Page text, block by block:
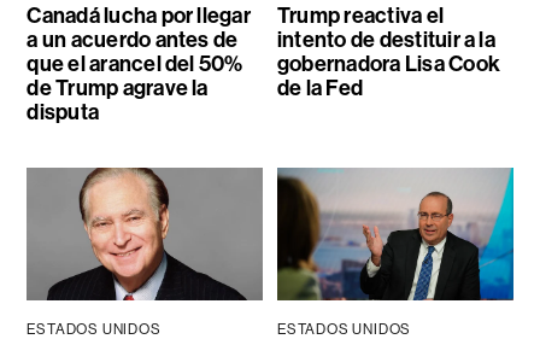
Canadá lucha por llegar
a un acuerdo antes de
que el arancel del 50%
de Trump agrave la
disputa
Trump reactiva el
intento de destituir a la
gobernadora Lisa Cook
de la Fed
ESTADOS UNIDOS ESTADOS UNIDOS